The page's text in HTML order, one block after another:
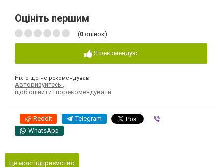
Оцініть першим
(0 оцінок)
Я рекомендую
Ніхто ще не рекомендував
Авторизуйтесь
щоб оцінити і порекомендувати
Reddit Telegram
WhatsApp
Це моє підприємство